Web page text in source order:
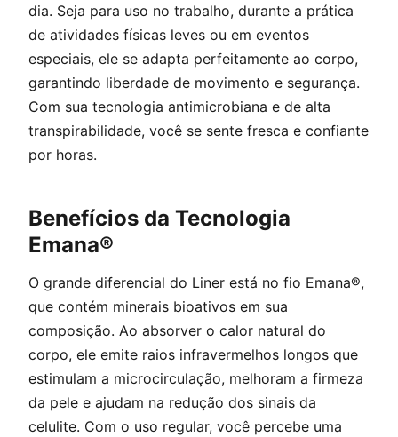
dia. Seja para uso no trabalho, durante a prática
de atividades físicas leves ou em eventos
especiais, ele se adapta perfeitamente ao corpo,
garantindo liberdade de movimento e segurança.
Com sua tecnologia antimicrobiana e de alta
transpirabilidade, você se sente fresca e confiante
por horas.
Benefícios da Tecnologia
Emana®
O grande diferencial do Liner está no fio Emana®,
que contém minerais bioativos em sua
composição. Ao absorver o calor natural do
corpo, ele emite raios infravermelhos longos que
estimulam a microcirculação, melhoram a firmeza
da pele e ajudam na redução dos sinais da
celulite. Com o uso regular, você percebe uma